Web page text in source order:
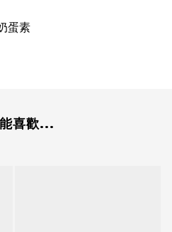
蛋素
喜歡...